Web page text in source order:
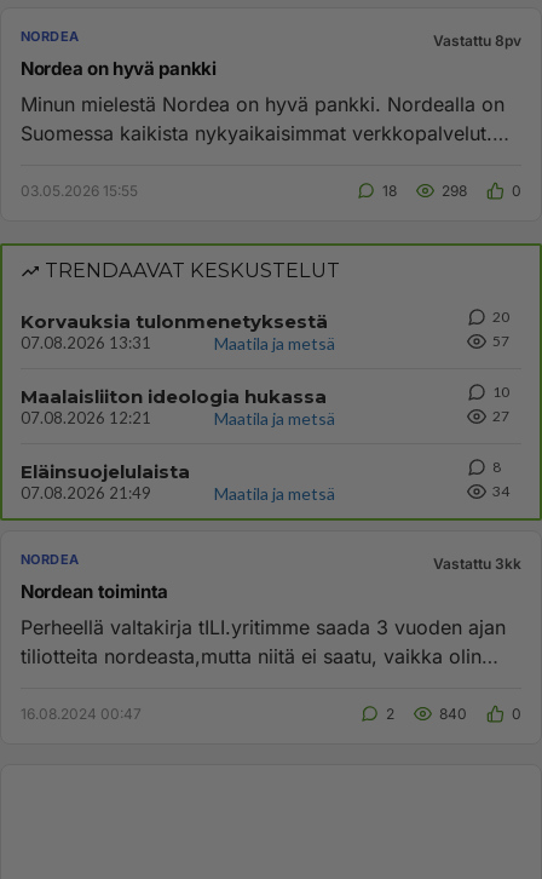
NORDEA Vastattu 8pv
Nordea on hyvä pankki
Minun mielestä Nordea on hyvä pankki. Nordealla on
Suomessa kaikista nykyaikaisimmat verkkopalvelut.
03.05.2026 15:55 18 298 0
TRENDAAVAT KESKUSTELUT
Korvauksia tulonmenetyksestä
07.08.2026 13:31 Maatila ja metsä
20
57
Maalaisliiton ideologia hukassa
07.08.2026 12:21 Maatila ja metsä
10
27
Eläinsuojelulaista
07.08.2026 21:49 Maatila ja metsä
8
34
NORDEA Vastattu 3kk
Nordean toiminta
Perheellä valtakirja tILI.yritimme saada 3 vuoden ajan
tiliotteita nordeasta,mutta niitä ei saatu, vaikka olin
16.08.2024 00:47 2 840 0